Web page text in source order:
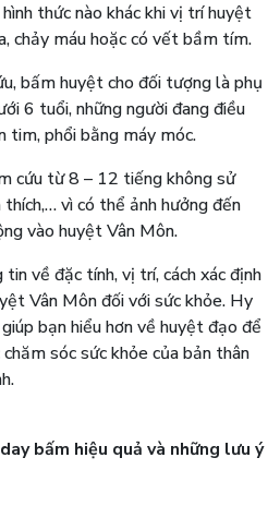
thức nào khác khi vị trí huyệt
chảy máu hoặc có vết bầm tím.
bấm huyệt cho đối tượng là phụ
6 tuổi, những người đang điều
tim, phổi bằng máy móc.
cứu từ 8 – 12 tiếng không sử
vì có thể ảnh hưởng đến
vào huyệt Vân Môn.
về đặc tính, vị trí, cách xác định
Vân Môn đối với sức khỏe. Hy
bạn hiểu hơn về huyệt đạo để
sóc sức khỏe của bản thân
bấm hiệu quả và những lưu ý